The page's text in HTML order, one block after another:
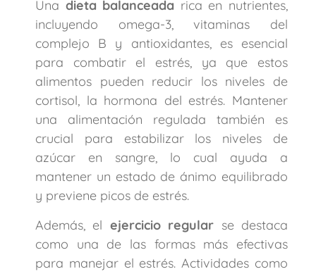
Una dieta balanceada rica en nutrientes,
incluyendo omega-3, vitaminas del
complejo B y antioxidantes, es esencial
para combatir el estrés, ya que estos
alimentos pueden reducir los niveles de
cortisol, la hormona del estrés. Mantener
una alimentación regulada también es
crucial para estabilizar los niveles de
azúcar en sangre, lo cual ayuda a
mantener un estado de ánimo equilibrado
y previene picos de estrés.
Además, el ejercicio regular se destaca
como una de las formas más efectivas
para manejar el estrés. Actividades como